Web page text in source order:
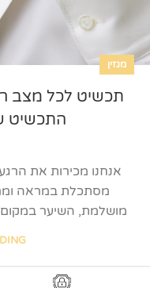
מגזין
תכשיט לכל מצב
התכשיט
אנחנו מכירות את
מסתכלת במראה
מושלמת, השיער